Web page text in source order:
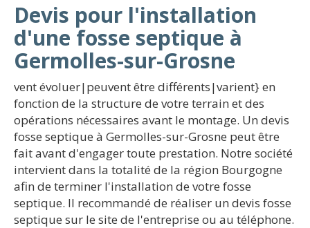
Devis pour l'installation
d'une fosse septique à
Germolles-sur-Grosne
vent évoluer|peuvent être différents|varient} en
fonction de la structure de votre terrain et des
opérations nécessaires avant le montage. Un devis
fosse septique à Germolles-sur-Grosne peut être
fait avant d'engager toute prestation. Notre société
intervient dans la totalité de la région Bourgogne
afin de terminer l'installation de votre fosse
septique. Il recommandé de réaliser un devis fosse
septique sur le site de l'entreprise ou au téléphone.